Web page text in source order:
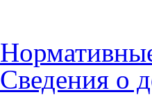
Сведения о